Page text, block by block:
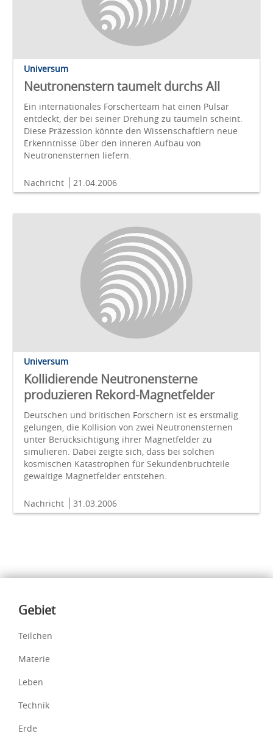
Universum
Neutronenstern taumelt durchs All
Ein internationales Forscherteam hat einen Pulsar
entdeckt, der bei seiner Drehung zu taumeln scheint.
Diese Präzession könnte den Wissenschaftlern neue
Erkenntnisse über den inneren Aufbau von
Neutronensternen liefern.
Nachricht 21.04.2006
Universum
Kollidierende Neutronensterne
produzieren Rekord-Magnetfelder
Deutschen und britischen Forschern ist es erstmalig
gelungen, die Kollision von zwei Neutronensternen
unter Berücksichtigung ihrer Magnetfelder zu
simulieren. Dabei zeigte sich, dass bei solchen
kosmischen Katastrophen für Sekundenbruchteile
gewaltige Magnetfelder entstehen.
Nachricht 31.03.2006
Inhalte
Gebiet
Teilchen
Materie
Leben
Technik
Erde